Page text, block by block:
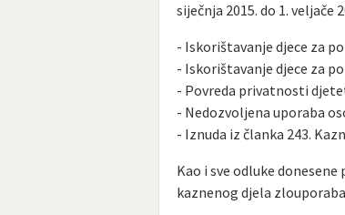
siječnja 2015. do 1. veljače
- Iskorištavanje djece za
- Iskorištavanje djece za
- Povreda privatnosti
- Nedozvoljena uporaba
- Iznuda iz članka 243.
Kao i sve odluke donesene
kaznenog djela